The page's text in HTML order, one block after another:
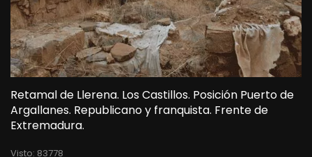
Retamal de Llerena. Los Castillos. Posición Puerto de
Argallanes. Republicano y franquista. Frente de
Extremadura.
Visto: 83778